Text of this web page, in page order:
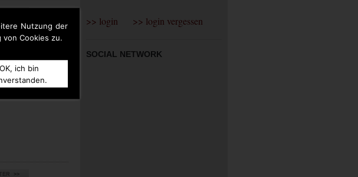
Nutzung der
Cookies zu.
OK, ich bin
SOCIAL NETWORK